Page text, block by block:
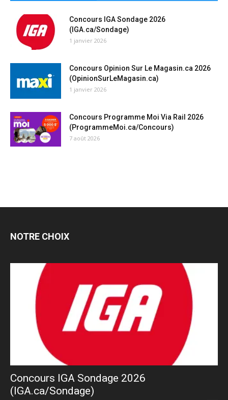
Concours IGA Sondage 2026
(IGA.ca/Sondage)
1 janvier 2026
Concours Opinion Sur Le Magasin.ca 2026
(OpinionSurLeMagasin.ca)
1 janvier 2026
Concours Programme Moi Via Rail 2026
(ProgrammeMoi.ca/Concours)
7 août 2026
NOTRE CHOIX
Concours IGA Sondage 2026
(IGA.ca/Sondage)